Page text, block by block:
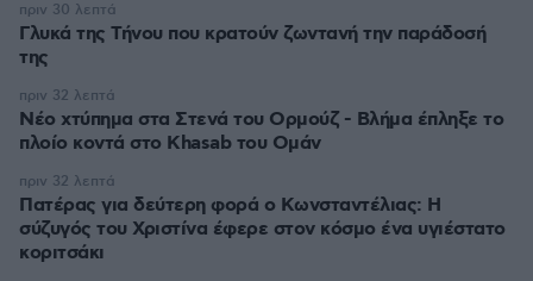
Γλυκά της Τήνου που κρατούν ζωντανή την παράδοσή
της
πριν 30 λεπτά
Νέο χτύπημα στα Στενά του Ορμούζ - Βλήμα έπληξε το
πλοίο κοντά στο Khasab του Ομάν
πριν 32 λεπτά
Πατέρας για δεύτερη φορά ο Κωνσταντέλιας: Η
σύζυγός του Χριστίνα έφερε στον κόσμο ένα υγιέστατο
κοριτσάκι
πριν 32 λεπτά